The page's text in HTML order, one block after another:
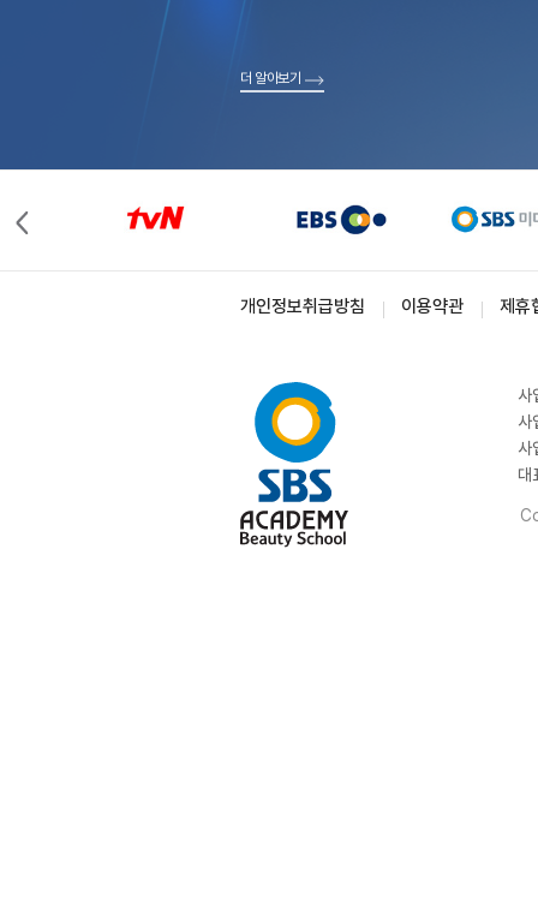
더 알아보기
개인정보취급방침 이용약관 제휴
사
사
사
대